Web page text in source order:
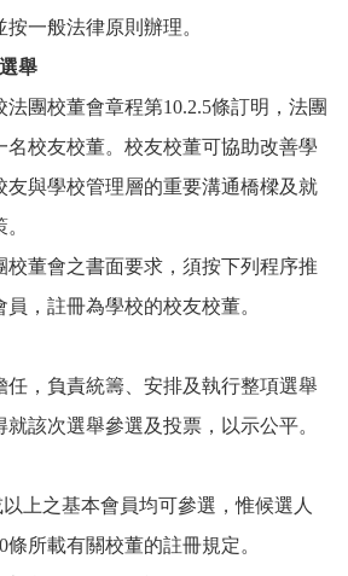
一般法律原則辦理。
舉
法團校董會章程第10.2.5條訂明，法團
名校友校董。校友校董可協助改善學
友與學校管理層的重要溝通橋樑及就
校董會之書面要求，須按下列程序推
，註冊為學校的校友校董。
任，負責統籌、安排及執行整項選舉
該次選舉參選及投票，以示公平。
以上之基本會員均可參選，惟候選人
所載有關校董的註冊規定。